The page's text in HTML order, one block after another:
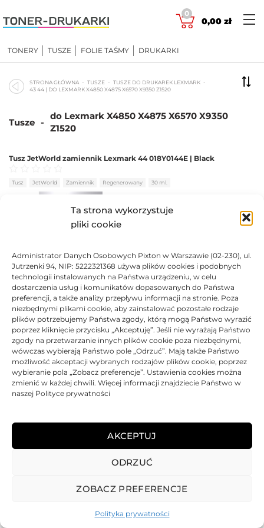
Ta strona wykorzystuje
pliki cookie
Administrator Danych Osobowych Pixton w Warszawie (02-230), ul.
Jutrzenki 94, NIP: 5222321368 używa plików cookies i podobnych
technologii instalowanych na Państwa urządzeniu, w celu
dostarczenia usług i komunikatów dopasowanych do Państwa
preferencji, a także analizy przepływu informacji na stronie. Poza
niezbędnymi plikami cookie, aby zainstalować pozostałe rodzaje
plików potrzebujemy Państwa zgody, którą mogą Państwo wyrazić
poprzez kliknięcie przycisku „Akceptuję”. Jeśli nie wyrażają Państwo
zgody na przetwarzanie innych plików cookie poza niezbędnymi,
wówczas wybierają Państwo pole „Odrzuć”. Mają także Państwo
możliwość akceptacji wybranych rodzajów plików cookie, poprzez
wybieranie pola „Zobacz preferencje”. Ustawienia cookies można
zmienić w każdej chwili. Więcej informacji znajdziecie Państwo w
naszej Polityce prywatności
AKCEPTUJ
ODRZUĆ
ZOBACZ PREFERENCJE
Polityka prywatności
to
content
0
0,00 zł
TONERY TUSZE FOLIE TAŚMY DRUKARKI
STRONA GŁÓWNA TUSZE
TUSZE DO DRUKAREK LEXMARK
43 44 | DO LEXMARK X4850 X4875 X6570 X9350 Z1520
Tusze -
do Lexmark X4850 X4875 X6570 X9350
Z1520
Tusz JetWorld zamiennik Lexmark 44 018Y0144E | Black
Oceniono0 na 5
Tusz JetWorld Zamiennik Regenerowany 30 ml.
BRAK
BRAK
Tusz JetWorld zamiennik Lexmark 43 18YX143E | Color
Oceniono0na 5
Tusz JetWorld Zamiennik Regenerowany 30 ml.
ALL RIGHTS RESERVED. WEBSITE PROTECTED